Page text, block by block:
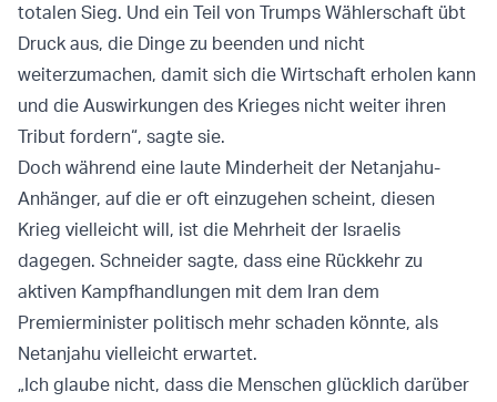
totalen Sieg. Und ein Teil von Trumps Wählerschaft übt
Druck aus, die Dinge zu beenden und nicht
weiterzumachen, damit sich die Wirtschaft erholen kann
und die Auswirkungen des Krieges nicht weiter ihren
Tribut fordern“, sagte sie.
Doch während eine laute Minderheit der Netanjahu-
Anhänger, auf die er oft einzugehen scheint, diesen
Krieg vielleicht will, ist die Mehrheit der Israelis
dagegen. Schneider sagte, dass eine Rückkehr zu
aktiven Kampfhandlungen mit dem Iran dem
Premierminister politisch mehr schaden könnte, als
Netanjahu vielleicht erwartet.
„Ich glaube nicht, dass die Menschen glücklich darüber